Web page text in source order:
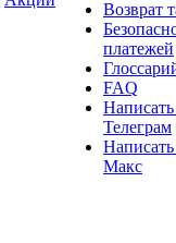
Возврат
платежей
FAQ
Телеграм
Макс